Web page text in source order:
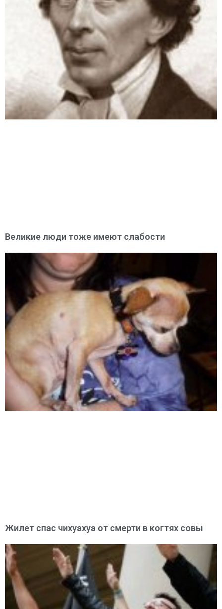
Великие люди тоже имеют слабости
Жилет спас чихуахуа от смерти в когтях совы